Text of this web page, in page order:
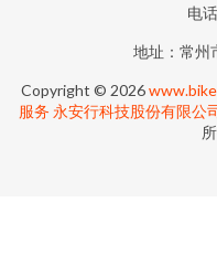
电
地址：常州
Copyright © 2026
服务 永安行科技股份有限公